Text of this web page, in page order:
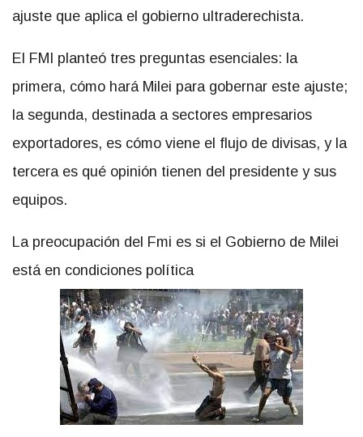
ajuste que aplica el gobierno ultraderechista.
El FMI planteó tres preguntas esenciales: la
primera, cómo hará Milei para gobernar este ajuste;
la segunda, destinada a sectores empresarios
exportadores, es cómo viene el flujo de divisas, y la
tercera es qué opinión tienen del presidente y sus
equipos.
La preocupación del Fmi es si el Gobierno de Milei
está en condiciones política